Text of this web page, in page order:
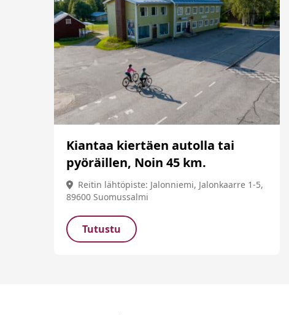
Kiantaa kiertäen autolla tai
pyöräillen, Noin 45 km.
Reitin lähtöpiste: Jalonniemi, Jalonkaarre 1-5,
89600 Suomussalmi
Tutustu